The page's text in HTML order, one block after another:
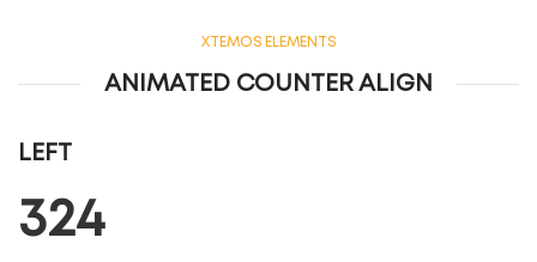
XTEMOS ELEMENTS
ANIMATED COUNTER ALIGN
LEFT
324